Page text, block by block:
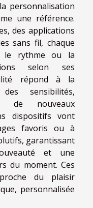
personnalisation
une référence.
des applications
sans fil, chaque
le rythme ou la
selon ses
répond à la
sensibilités,
de nouveaux
dispositifs vont
favoris ou à
garantissant
et une
du moment. Ces
du plaisir
personnalisée